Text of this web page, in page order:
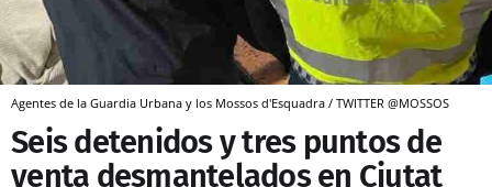
Agentes de la Guardia Urbana y los Mossos d'Esquadra / TWITTER @MOSSOS
Seis detenidos y tres puntos de
venta desmantelados en Ciutat